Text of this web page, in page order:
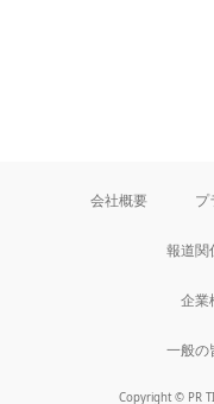
会社概要 プ
報道関
企業
一般の
Copyright © PR